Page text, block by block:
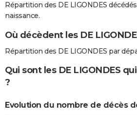
Répartition des DE LIGONDES
naissance.
Où décèdent les DE
Répartition des DE LIGONDES par
Qui sont les DE LIGONDES
?
Evolution du nombre de décès